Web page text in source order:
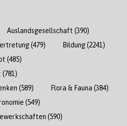
Auslandsgesellschaft (390)
(479) Bildung(2241)
(485)
(781)
(589) Flora & Fauna (384)
(549)
(590)